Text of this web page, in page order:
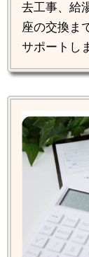
去工事、給
座の交換ま
サポートし